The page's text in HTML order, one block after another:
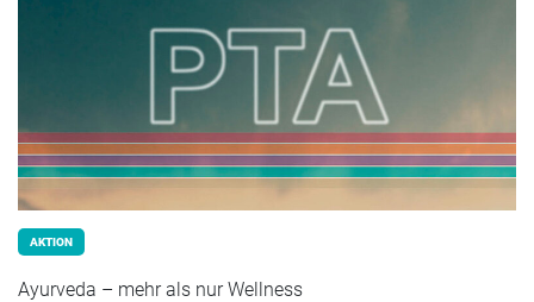
AKTION
Ayurveda – mehr als nur Wellness